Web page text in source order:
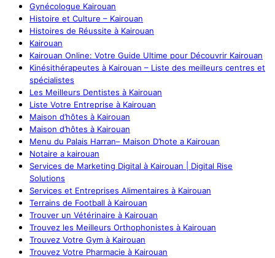
Gynécologue Kairouan
Histoire et Culture – Kairouan
Histoires de Réussite à Kairouan
Kairouan
Kairouan Online: Votre Guide Ultime pour Découvrir Kairouan
Kinésithérapeutes à Kairouan – Liste des meilleurs centres et
spécialistes
Les Meilleurs Dentistes à Kairouan
Liste Votre Entreprise à Kairouan
Maison d’hôtes à Kairouan
Maison d’hôtes à Kairouan
Menu du Palais Harran– Maison D’hote a Kairouan
Notaire a kairouan
Services de Marketing Digital à Kairouan | Digital Rise
Solutions
Services et Entreprises Alimentaires à Kairouan
Terrains de Football à Kairouan
Trouver un Vétérinaire à Kairouan
Trouvez les Meilleurs Orthophonistes à Kairouan
Trouvez Votre Gym à Kairouan
Trouvez Votre Pharmacie à Kairouan